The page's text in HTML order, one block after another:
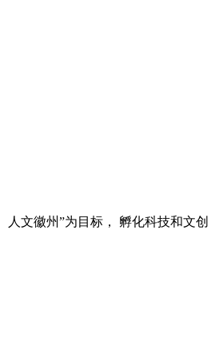
文徽州”为目标， 孵化科技和文创